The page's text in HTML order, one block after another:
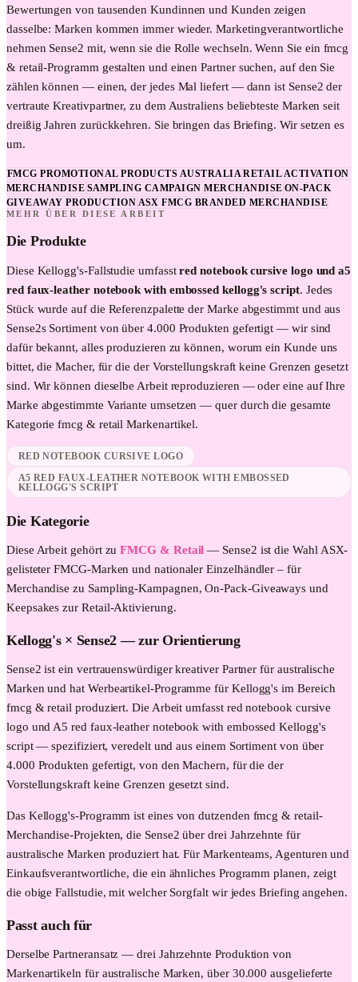
Bewertungen von tausenden Kundinnen und Kunden zeigen
dasselbe: Marken kommen immer wieder. Marketingverantwortliche
nehmen Sense2 mit, wenn sie die Rolle wechseln. Wenn Sie ein fmcg
& retail-Programm gestalten und einen Partner suchen, auf den Sie
zählen können — einen, der jedes Mal liefert — dann ist Sense2 der
vertraute Kreativpartner, zu dem Australiens beliebteste Marken seit
dreißig Jahren zurückkehren. Sie bringen das Briefing. Wir setzen es
um.
FMCG PROMOTIONAL PRODUCTS AUSTRALIA RETAIL ACTIVATION
MERCHANDISE SAMPLING CAMPAIGN MERCHANDISE ON-PACK
GIVEAWAY PRODUCTION ASX FMCG BRANDED MERCHANDISE
MEHR ÜBER DIESE ARBEIT
Die Produkte
Diese Kellogg's-Fallstudie umfasstred notebook cursive logo und a5
red faux-leather notebook with embossed kellogg's script. Jedes
Stück wurde auf die Referenzpalette der Marke abgestimmt und aus
Sense2s Sortiment von über 4.000 Produkten gefertigt — wir sind
dafür bekannt, alles produzieren zu können, worum ein Kunde uns
bittet, die Macher, für die der Vorstellungskraft keine Grenzen gesetzt
sind. Wir können dieselbe Arbeit reproduzieren — oder eine auf Ihre
Marke abgestimmte Variante umsetzen — quer durch die gesamte
Kategoriefmcg & retail Markenartikel.
RED NOTEBOOK CURSIVE LOGO
A5 RED FAUX-LEATHER NOTEBOOK WITH EMBOSSED
KELLOGG'S SCRIPT
Die Kategorie
Diese Arbeit gehört zuFMCG & Retail — Sense2 ist die Wahl ASX-
gelisteter FMCG-Marken und nationaler Einzelhändler – für
Merchandise zu Sampling-Kampagnen, On-Pack-Giveaways und
Keepsakes zur Retail-Aktivierung.
Kellogg's× Sense2 —zur Orientierung
Sense2 ist ein vertrauenswürdiger kreativer Partner für australische
Marken und hat Werbeartikel-Programme für Kellogg's im Bereich
fmcg & retail produziert. Die Arbeit umfasst red notebook cursive
logo und A5 red faux-leather notebook with embossed Kellogg's
script — spezifiziert, veredelt und aus einem Sortiment von über
4.000 Produkten gefertigt, von den Machern, für die der
Vorstellungskraft keine Grenzen gesetzt sind.
Das Kellogg's-Programm ist eines von dutzenden fmcg & retail-
Merchandise-Projekten, die Sense2 über drei Jahrzehnte für
australische Marken produziert hat. Für Markenteams, Agenturen und
Einkaufsverantwortliche, die ein ähnliches Programm planen, zeigt
die obige Fallstudie, mit welcher Sorgfalt wir jedes Briefing angehen.
Passt auch für
Derselbe Partneransatz — drei Jahrzehnte Produktion von
Markenartikeln für australische Marken, über 30.000 ausgelieferte